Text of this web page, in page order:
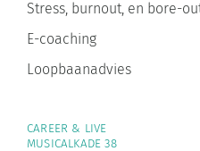
E-coaching
Loopbaanadvies
MUSICALKADE 38
3543 CM UTRECHT